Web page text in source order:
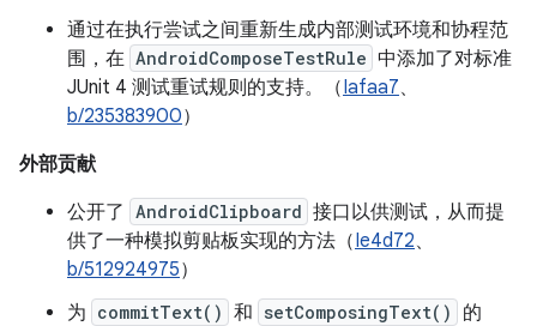
通过在执行尝试之间重新生成内部测试环境和协程范
围，在 AndroidComposeTestRule 中添加了对标准
JUnit 4 测试重试规则的支持。（Iafaa7、
b/235383900）
外部贡献
公开了 AndroidClipboard 接口以供测试，从而提
供了一种模拟剪贴板实现的方法（Ie4d72、
b/512924975）
为 commitText() 和 setComposingText() 的